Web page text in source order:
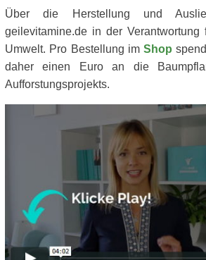
Über die Herstellung und
geilevitamine.de in der Verantwortung
Umwelt. Pro Bestellung imShop
daher einen Euro an die
Aufforstungsprojekts.